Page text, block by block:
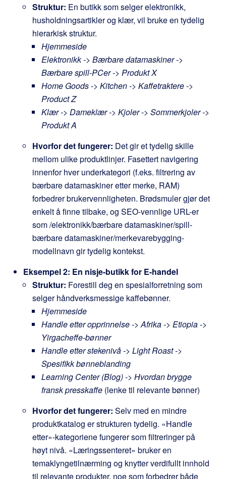
Struktur: En butikk som selger elektronikk,
husholdningsartikler og klær, vil bruke en tydelig
hierarkisk struktur.
Hjemmeside
Elektronikk -> Bærbare datamaskiner ->
Bærbare spill-PCer -> Produkt X
Home Goods -> Kitchen -> Kaffetraktere ->
Product Z
Klær -> Dameklær -> Kjoler -> Sommerkjoler ->
Produkt A
Hvorfor det fungerer: Det gir et tydelig skille
mellom ulike produktlinjer. Fasettert navigering
innenfor hver underkategori (f.eks. filtrering av
bærbare datamaskiner etter merke, RAM)
forbedrer brukervennligheten. Brødsmuler gjør det
enkelt å finne tilbake, og SEO-vennlige URL-er
som/elektronikk/bærbare datamaskiner/spill-
bærbare datamaskiner/merkevarebygging-
modellnavn gir tydelig kontekst.
Eksempel 2: En nisje-butikk for E-handel
Struktur: Forestill deg en spesialforretning som
selger håndverksmessige kaffebønner.
Hjemmeside
Handle etter opprinnelse -> Afrika -> Etiopia ->
Yirgacheffe-bønner
Handle etter stekenivå -> Light Roast ->
Spesifikk bønneblanding
Learning Center (Blog) -> Hvordan brygge
fransk presskaffe (lenke til relevante bønner)
Hvorfor det fungerer: Selv med en mindre
produktkatalog er strukturen tydelig. «Handle
etter»-kategoriene fungerer som filtreringer på
høyt nivå. «Læringssenteret» bruker en
temaklyngetilnærming og knytter verdifullt innhold
til relevante produkter, noe som forbedrer både